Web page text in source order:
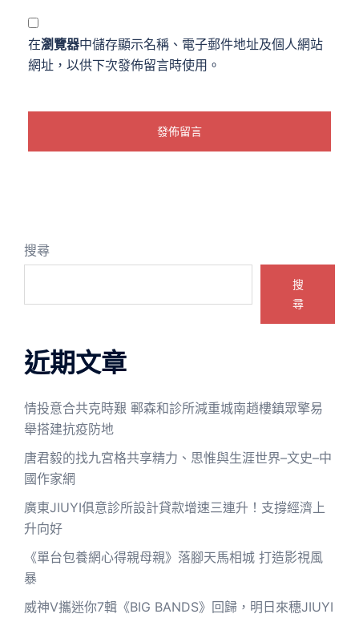
在瀏覽器中儲存顯示名稱、電子郵件地址及個人網站
網址，以供下次發佈留言時使用。
搜尋
搜
尋
近期文章
情投意合共克時艱 鄆森和診所減重城南趙樓鎮眾擎易
舉搭建抗疫防地
唐君毅的找九宮格共享精力、思惟與生涯世界–文史–中
國作家網
廣東JIUYI俱意診所設計貸款增速三連升！支撐經濟上
升向好
《單台包養網心得親母親》落腳天馬相城 打造影視風
暴
威神V攜迷你7輯《BIG BANDS》回歸，明日來穗JIUYI